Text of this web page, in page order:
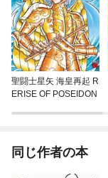
聖闘士星矢 海皇再起 R
ERISE OF POSEIDON
同じ作者の本